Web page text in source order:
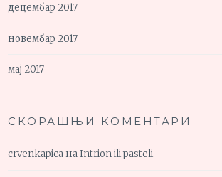
децембар 2017
новембар 2017
мај 2017
СКОРАШЊИ КОМЕНТАРИ
crvenkapica наIntrion ili pasteli